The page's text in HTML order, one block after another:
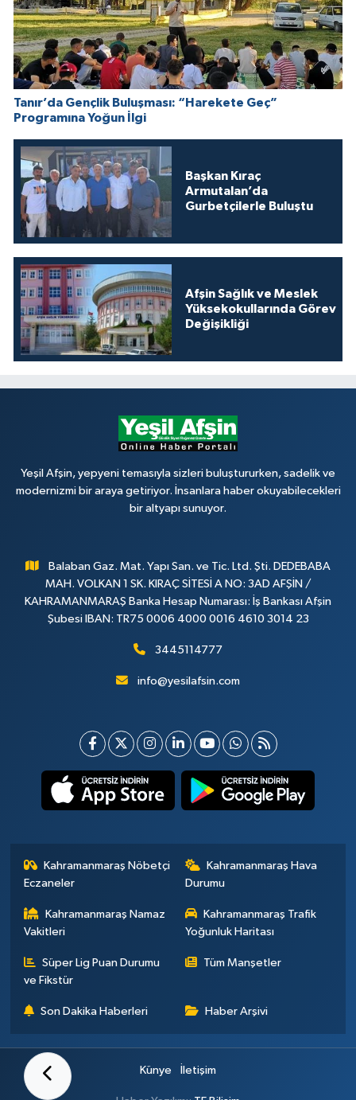
Tanır’da Gençlik Buluşması: “Harekete Geç”
Programına Yoğun İlgi
Başkan Kıraç
Armutalan’da
Gurbetçilerle Buluştu
Afşin Sağlık ve Meslek
Yüksekokullarında Görev
Değişikliği
Yeşil Afşin, yepyeni temasıyla sizleri buluştururken, sadelik ve
modernizmi bir araya getiriyor. İnsanlara haber okuyabilecekleri
bir altyapı sunuyor.
Balaban Gaz. Mat. Yapı San. ve Tic. Ltd. Şti. DEDEBABA
MAH. VOLKAN 1 SK. KIRAÇ SİTESİ A NO: 3AD AFŞİN /
KAHRAMANMARAŞ Banka Hesap Numarası: İş Bankası Afşin
Şubesi IBAN: TR75 0006 4000 0016 4610 3014 23
3445114777
info@yesilafsin.com
Kahramanmaraş Nöbetçi
Eczaneler
Kahramanmaraş Hava
Durumu
Kahramanmaraş Namaz
Vakitleri
Kahramanmaraş Trafik
Yoğunluk Haritası
Süper Lig Puan Durumu
ve Fikstür
Tüm Manşetler
Son Dakika Haberleri Haber Arşivi
Künye İletişim